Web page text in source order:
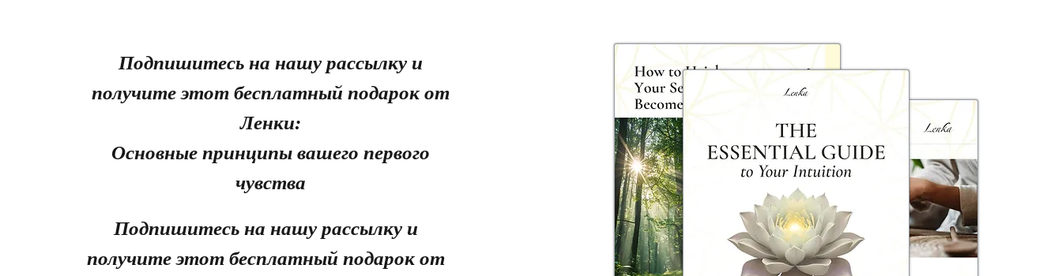
Подпишитесь на нашу рассылку и
получите этот бесплатный подарок от
Ленки:
Основные принципы вашего первого
чувства
Подпишитесь на нашу рассылку и
получите этот бесплатный подарок от